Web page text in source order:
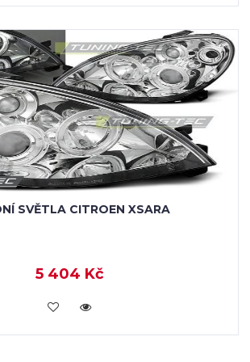
SVĚTLA CITROEN XSARA
5 404 Kč
KOUPIT